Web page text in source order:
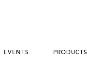
EVENTS PRODUCTS